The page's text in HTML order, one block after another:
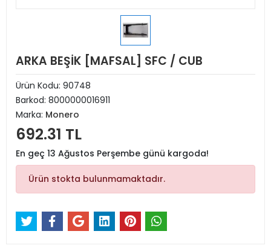
ARKA BEŞİK [MAFSAL] SFC / CUB
Ürün Kodu: 90748
Barkod: 8000000016911
Marka: Monero
692.31 TL
En geç 13 Ağustos Perşembe günü kargoda!
Ürün stokta bulunmamaktadır.